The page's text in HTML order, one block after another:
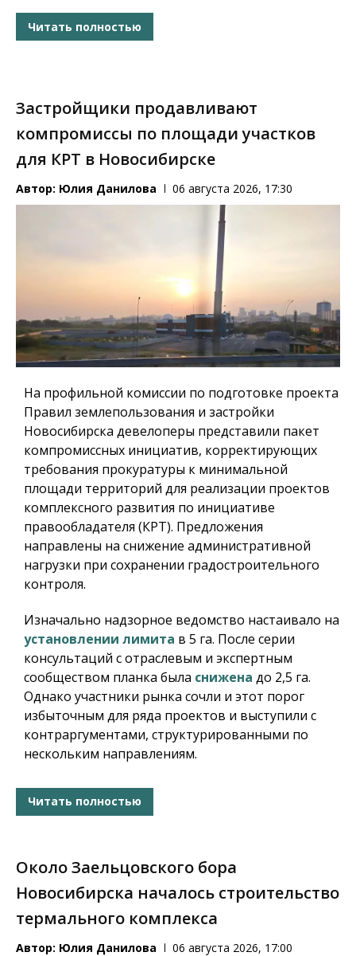
Читать полностью
Застройщики продавливают
компромиссы по площади участков
для КРТ в Новосибирске
Автор: Юлия Данилова 06 августа 2026, 17:30
На профильной комиссии по подготовке проекта
Правил землепользования и застройки
Новосибирска девелоперы представили пакет
компромиссных инициатив, корректирующих
требования прокуратуры к минимальной
площади территорий для реализации проектов
комплексного развития по инициативе
правообладателя (КРТ). Предложения
направлены на снижение административной
нагрузки при сохранении градостроительного
контроля.
Изначально надзорное ведомство настаивало на
установлении лимита в 5 га. После серии
консультаций с отраслевым и экспертным
сообществом планка была снижена до 2,5 га.
Однако участники рынка сочли и этот порог
избыточным для ряда проектов и выступили с
контраргументами, структурированными по
нескольким направлениям.
Читать полностью
Около Заельцовского бора
Новосибирска началось строительство
термального комплекса
Автор: Юлия Данилова 06 августа 2026, 17:00